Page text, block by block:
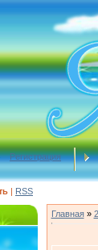
Регистрация
| RSS
Главная»